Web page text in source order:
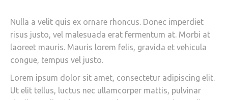
Nulla a velit quis ex ornare rhoncus. Donec imperdiet
risus justo, vel malesuada erat fermentum at. Morbi at
laoreet mauris. Mauris lorem felis, gravida et vehicula
congue, tempus vel justo.
Lorem ipsum dolor sit amet, consectetur adipiscing elit.
Ut elit tellus, luctus nec ullamcorper mattis, pulvinar